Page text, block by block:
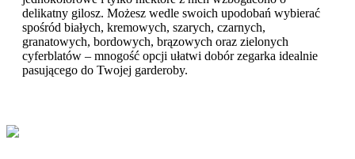
delikatny gilosz. Możesz wedle swoich upodobań wybierać
spośród białych, kremowych, szarych, czarnych,
granatowych, bordowych, brązowych oraz zielonych
cyferblatów – mnogość opcji ułatwi dobór zegarka idealnie
pasującego do Twojej garderoby.